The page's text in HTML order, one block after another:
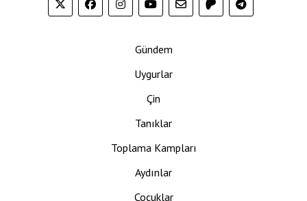
Gündem
Uygurlar
Çin
Tanıklar
Toplama Kampları
Aydınlar
Çocuklar